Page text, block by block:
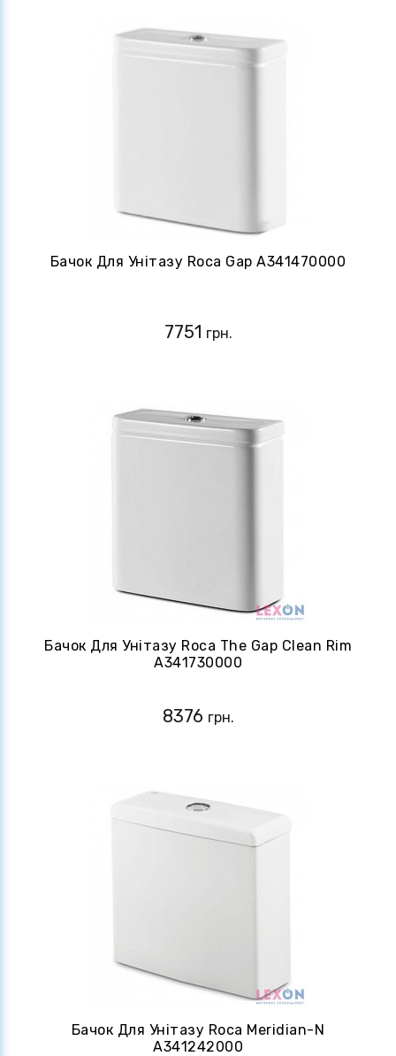
Бачок Для Унітазу Roca Gap A341470000
7751 грн.
Бачок Для Унітазу Roca The Gap Clean Rim
A341730000
8376 грн.
Бачок Для Унітазу Roca Meridian-N
A341242000